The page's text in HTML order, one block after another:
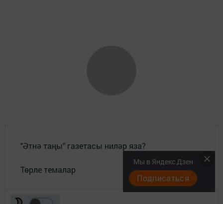
"Әтнә таңы" газетасы ниләр яза?
Төрле темалар
Мы в Яндекс Дзен
Подписаться